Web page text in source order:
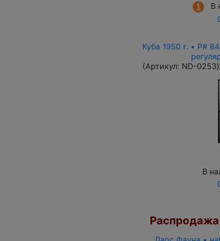
В
Куба 1950 г. • P#
(Артикул: ND-0253)
В
Распродажа